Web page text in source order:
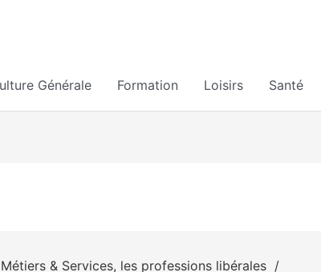
Générale Formation Loisirs Santé
& Services, les professions libérales